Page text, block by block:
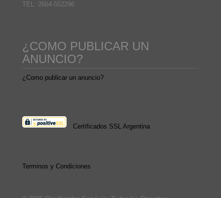
TEL: 2664-552296
¿COMO PUBLICAR UN
ANUNCIO?
¿Como publicar un anuncio?
Certificados SSL Argentina
Terminos y Condiciones